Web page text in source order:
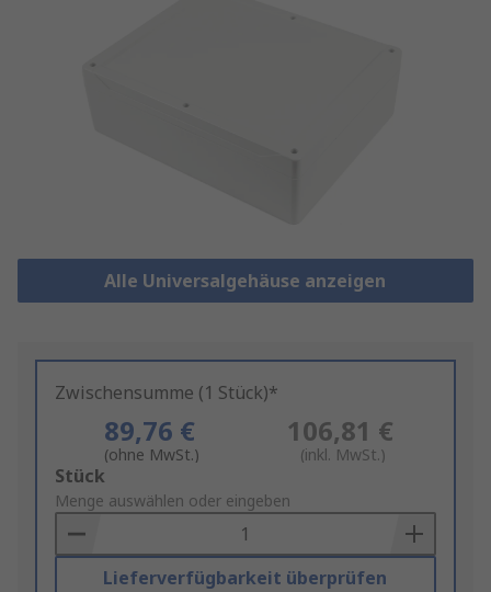
Alle Universalgehäuse anzeigen
Zwischensumme (1 Stück)*
89,76 €
(ohne MwSt.)
106,81 €
(inkl. MwSt.)
Add
to
Basket
Stück
Menge auswählen oder eingeben
Lieferverfügbarkeit überprüfen